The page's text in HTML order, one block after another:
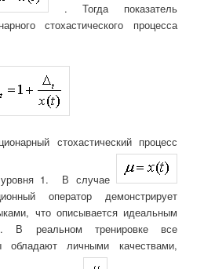
. Тогда показатель
стохастического процесса
стохастический процесс
уровня 1. В случае
оператор демонстрирует
что описывается идеальным
В реальном тренировке все
обладают личными качествами,